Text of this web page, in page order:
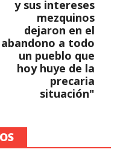
y sus intereses
mezquinos
dejaron en el
abandono a todo
un pueblo que
hoy huye de la
precaria
situación"